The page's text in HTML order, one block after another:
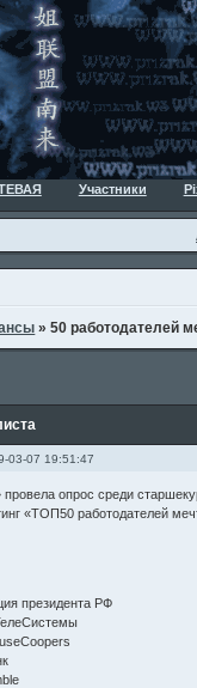
Участники
»50 работодателей
03-07 19:51:47
провела опрос среди
«ТОП50 работодателей
президента РФ